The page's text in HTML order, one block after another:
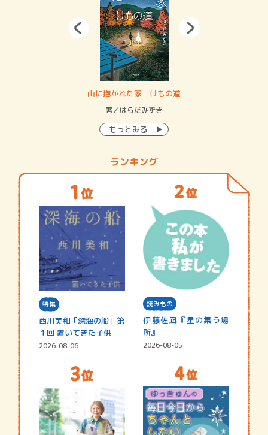
山に抱かれた家 けもの道
著／はらだみずき
もっとみる
ランキング
特集
西川美和「深海の船」第
１回 置いてきた子供
2026-08-06
読みもの
伊藤佐凪『星の集う場
所』
2026-08-05